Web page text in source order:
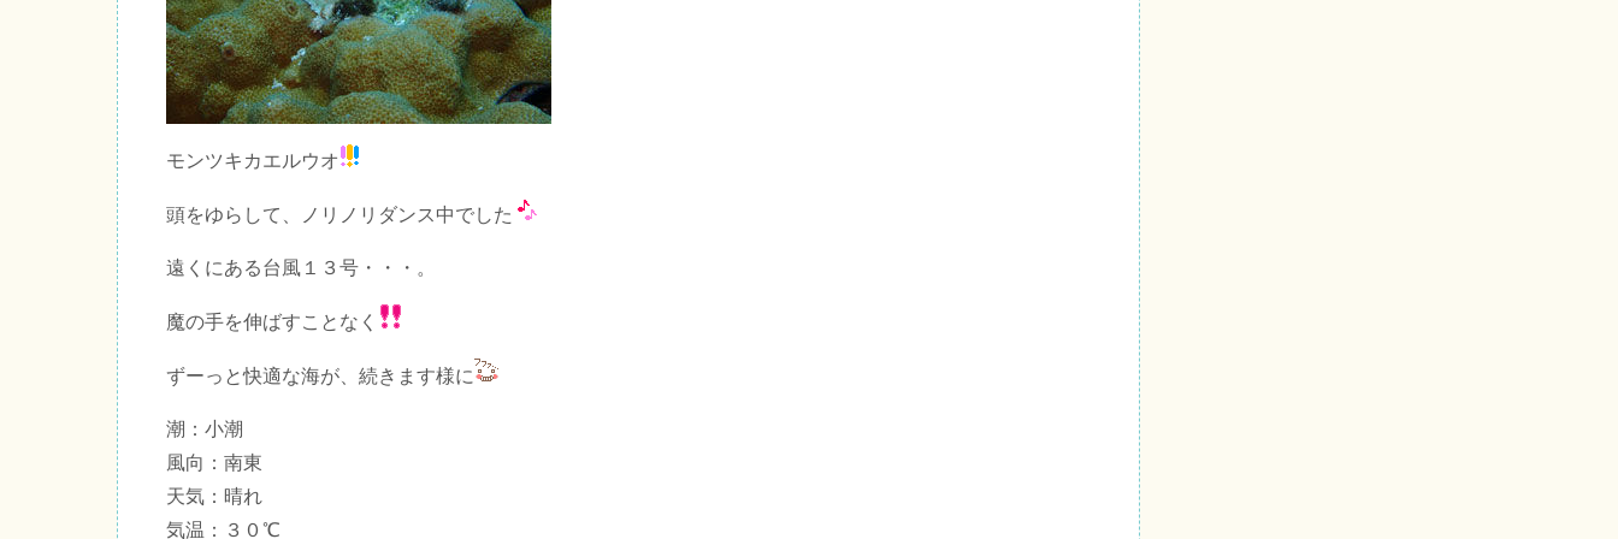
モンツキカエルウオ
頭をゆらして、ノリノリダンス中でした
遠くにある台風１３号・・・。
魔の手を伸ばすことなく
ずーっと快適な海が、続きます様に
潮：小潮
風向：南東
天気：晴れ
気温：３０℃